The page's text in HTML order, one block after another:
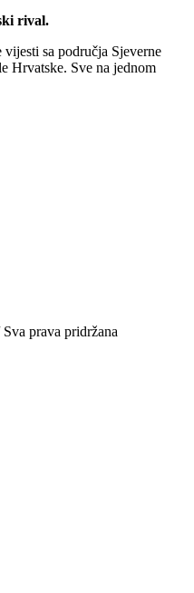
rival.
sa područja Sjeverne
Hrvatske. Sve na jednom
prava pridržana